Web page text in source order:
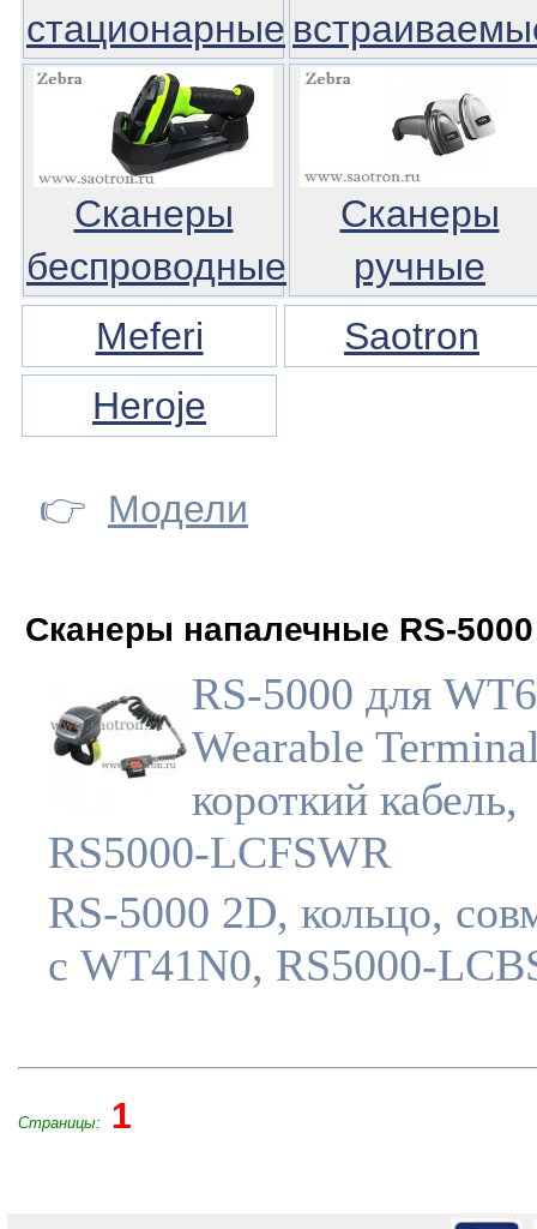
стационарные
Сканеры
беспроводные
Сканеры
ручные
Meferi
Saotron
Heroje
👉 Модели
Сканеры напалечные RS-5000
RS-5000 для
Wearable
короткий кабель,
RS5000-LCFSWR
RS-5000 2D, кольцо,
с WT41N0, RS5000-
Страницы: 1